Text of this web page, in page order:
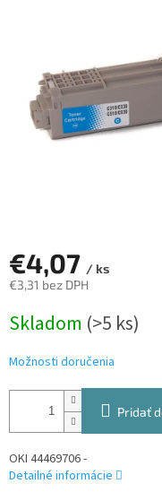
€4,07 / ks
€3,31 bez DPH
cena:
Skladom (>5 ks)
Možnosti doručenia
Pridať
OKI 44469706 -
Detailné informácie